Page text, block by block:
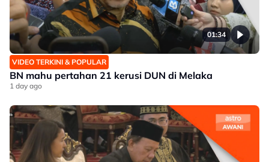
01:34
VIDEO TERKINI & POPULAR
BN mahu pertahan 21 kerusi DUN di Melaka
1 day ago